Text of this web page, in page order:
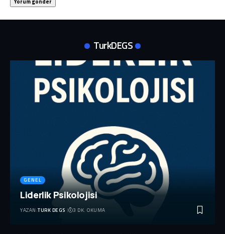
TurkDEGS
GENEL
Liderlik Psikolojisi
YAZAN:TURK DEGS 3 DK. OKUMA